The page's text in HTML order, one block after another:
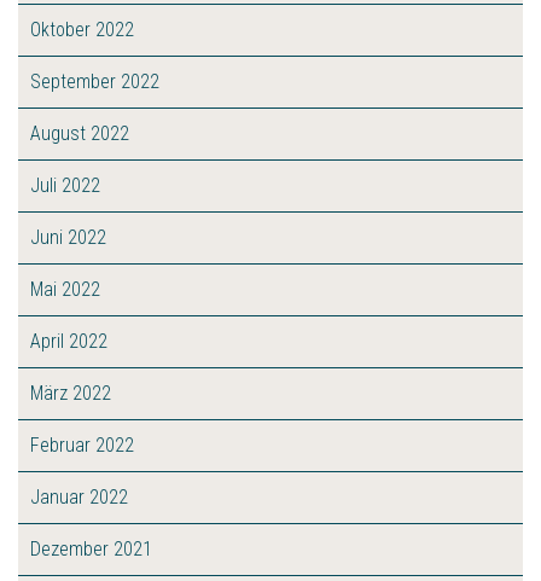
Oktober 2022
September 2022
August 2022
Juli 2022
Juni 2022
Mai 2022
April 2022
März 2022
Februar 2022
Januar 2022
Dezember 2021